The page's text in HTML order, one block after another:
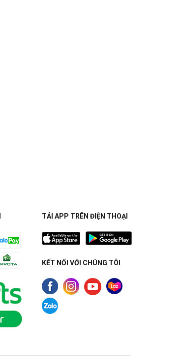
TẢI APP TRÊN ĐIỆN THOẠI
KẾT NỐI VỚI CHÚNG TÔI